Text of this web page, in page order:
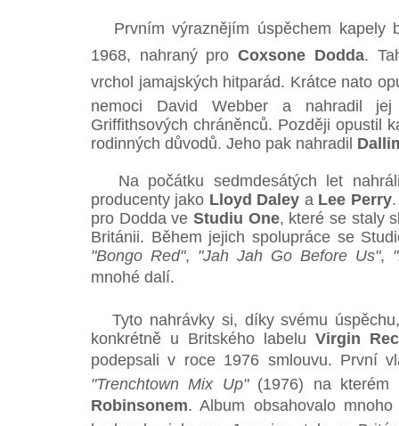
Prvním výraznějím úspěchem kapely
1968, nahraný proCoxsone Dodda.
vrchol jamajských hitparád. Krátce nato
nemoci David Webber a nahradil
Griffithsových chráněnců. Později opustil
rodinných důvodů. Jeho pak nahradil
Na počátku sedmdesátých let
producenty jako Lloyd Daley a Lee Perry.
pro Dodda ve Studiu One, které se staly
Británii. Během jejich spolupráce se
"Bongo Red", "Jah Jah Go Before Us",
mnohé dalí.
Tyto nahrávky si, díky svému
konkrétně u Britského labelu Virgin
podepsali v roce 1976 smlouvu. První
"Trenchtown Mix Up"(1976) na kterém
Robinsonem. Album obsahovalo mnoho